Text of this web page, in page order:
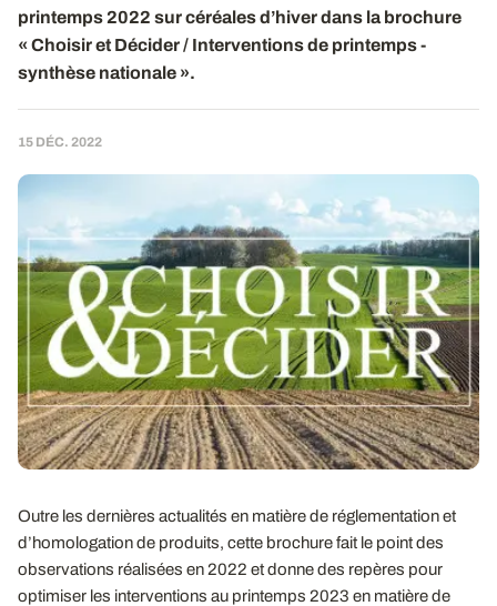
printemps 2022 sur céréales d’hiver dans la brochure
« Choisir et Décider / Interventions de printemps -
synthèse nationale ».
15 DÉC. 2022
Outre les dernières actualités en matière de réglementation et
d’homologation de produits, cette brochure fait le point des
observations réalisées en 2022 et donne des repères pour
optimiser les interventions au printemps 2023 en matière de